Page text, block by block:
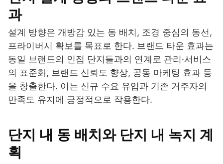
과
설계 방향은 개방감 있는 동 배치, 조경 중심의 동선,
프라이버시 확보를 목표로 한다. 브랜드 타운 효과는
동일 브랜드의 인접 단지들과의 연계로 관리·서비스
의 표준화, 브랜드 신뢰도 향상, 공동 마케팅 효과 등
을 창출한다. 이는 신규 수요 유입과 기존 거주자의
만족도 유지에 긍정적으로 작용한다.
단지 내 동 배치와 단지 내 녹지 계
획